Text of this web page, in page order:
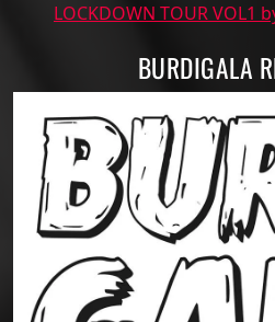
LOCKDOWN TOUR VOL1
BURDIGALA